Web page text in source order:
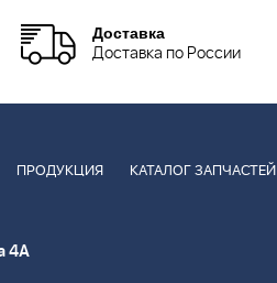
Доставка
Доставка по России
ПРОДУКЦИЯ КАТАЛОГ ЗАПЧАСТЕЙ
4А